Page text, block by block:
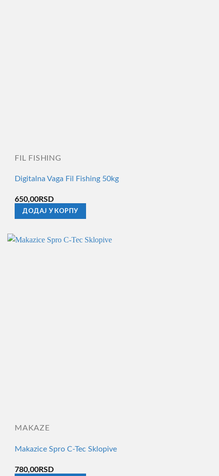
FIL FISHING
Digitalna Vaga Fil Fishing 50kg
650,00RSD
ДОДАЈ У КОРПУ
MAKAZE
Makazice Spro C-Tec Sklopive
780,00RSD